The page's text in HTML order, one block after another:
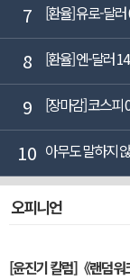
7 [환율] 유로-달
8 [환율] 엔-달러
9 [장마감] 코스피
10 아무도 말하지
오피니언
[윤진기 칼럼]《랜덤